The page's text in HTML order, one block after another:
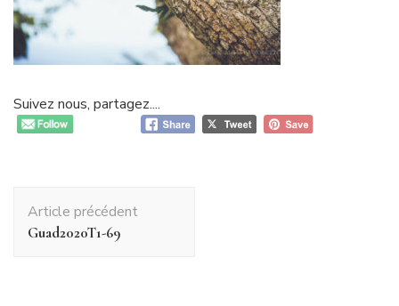
Suivez nous, partagez....
d'article
Article précédent
Guad2020T1-69